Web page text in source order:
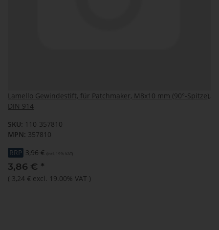
Lamello Gewindestift, für Patchmaker, M8x10 mm (90°-Spitze),
DIN 914
SKU: 110-357810
MPN: 357810
RRP 3,96 € (incl. 19% VAT)
3,86 € *
( 3,24 € excl. 19.00% VAT )